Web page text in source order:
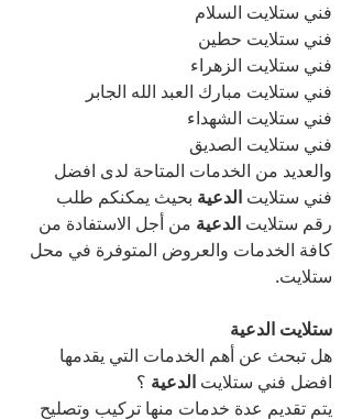
فني ستلايت السلام
فني ستلايت حطين
فني ستلايت الزهراء
فني ستلايت مبارك العبد الله الجابر
فني ستلايت الشهداء
فني ستلايت الصديق
والعديد من الخدمات المتاحة لدى افضل
فني ستلايت الدعية بحيث يمكنكم طلب
رقم ستلايت الدعية من أجل الاستفادة من
كافة الخدمات والعروض المتوفرة في محل
ستلايت.
ستلايت الدعية
هل تبحث عن أهم الخدمات التي يقدمها
افضل فني ستلايت الدعية ؟
يتم تقديم عدة خدمات منها تركيب وتصليح